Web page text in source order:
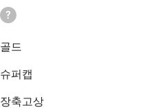
골드
슈퍼캡
장축고상